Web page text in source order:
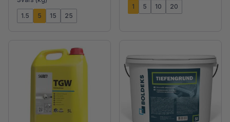
1.5 5 15 25
1 5 10 20